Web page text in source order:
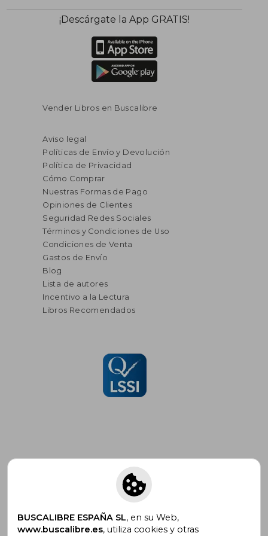
¡Descárgate la App GRATIS!
Vender Libros en Buscalibre
Aviso legal
Políticas de Envío y Devolución
Política de Privacidad
Cómo Comprar
Nuestras Formas de Pago
Opiniones de Clientes
Seguridad Redes Sociales
Términos y Condiciones de Uso
Condiciones de Venta
Gastos de Envío
Blog
Lista de autores
Incentivo a la Lectura
Libros Recomendados
Suscríbete para recibir ofertas y
promociones
BUSCALIBRE ESPAÑA SL, en su Web,
www.buscalibre.es, utiliza cookies y otras